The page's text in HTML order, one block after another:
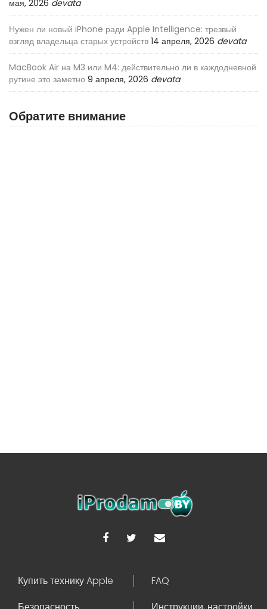
мая, 2026 devata
Нужен ли новый iPhone ради Apple Intelligence: трезвый
взгляд владельца старых устройств 14 апреля, 2026 devata
MacBook Air на M3 или M4: действительно ли в каждодневной
рутине это заметно 9 апреля, 2026 devata
Обратите внимание
Купить технику Apple
FAQ